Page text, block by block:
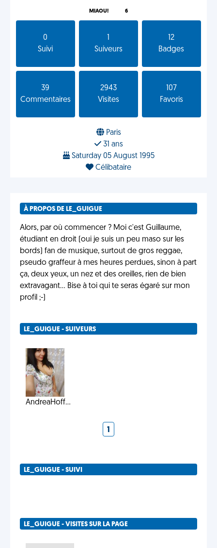
MIAOU! 6
0
Suivi
Suiveurs
12
Badges
39
Commentaires
2943
Visites
107
Favoris
Paris
31 ans
Saturday 05 August 1995
Célibataire
À PROPOS DE LE_GUIGUE
Alors, par où commencer ? Moi c'est Guillaume,
étudiant en droit (oui je suis un peu maso sur les
bords) fan de musique, surtout de gros reggae,
pseudo graffeur à mes heures perdues, sinon à part
ça, deux yeux, un nez et des oreilles, rien de bien
extravagant... Bise à toi qui te seras égaré sur mon
profil ;-)
LE_GUIGUE - SUIVEURS
AndreaHoff...
1
LE_GUIGUE - SUIVI
LE_GUIGUE - VISITES SUR LA PAGE